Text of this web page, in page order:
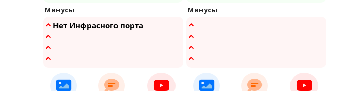
Минусы
Нет Инфрасного порта
Минусы